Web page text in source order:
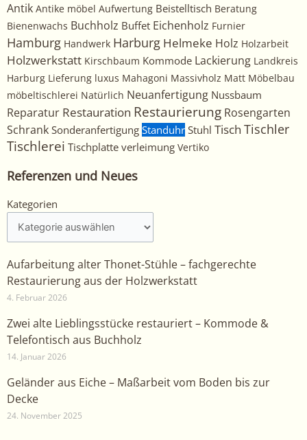
Antik Antike möbel Aufwertung Beistelltisch Beratung
Bienenwachs Buchholz Buffet Eichenholz Furnier
Hamburg Handwerk Harburg Helmeke Holz Holzarbeit
Holzwerkstatt Kirschbaum Kommode Lackierung Landkreis
Harburg Lieferung luxus Mahagoni Massivholz Matt Möbelbau
möbeltischlerei Natürlich Neuanfertigung Nussbaum
Reparatur Restauration Restaurierung Rosengarten
Schrank Sonderanfertigung Standuhr Stuhl Tisch Tischler
Tischlerei Tischplatte verleimung Vertiko
Referenzen und Neues
Kategorien
Kategorien
Aufarbeitung alter Thonet-Stühle – fachgerechte
Restaurierung aus der Holzwerkstatt
4. Februar 2026
Zwei alte Lieblingsstücke restauriert – Kommode &
Telefontisch aus Buchholz
14. Januar 2026
Geländer aus Eiche – Maßarbeit vom Boden bis zur
Decke
24. November 2025